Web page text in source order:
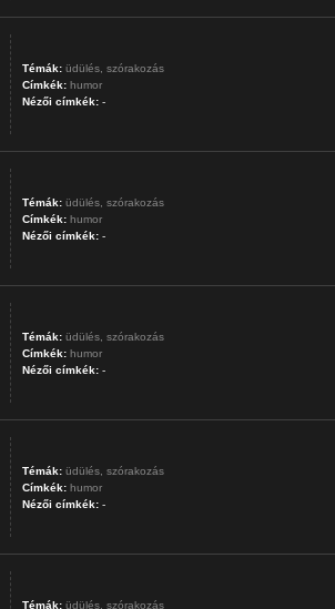
Témák: üdülés, szórakozás
Címkék: humor
Nézői címkék:-
Témák: üdülés, szórakozás
Címkék: humor
Nézői címkék:-
Témák: üdülés, szórakozás
Címkék: humor
Nézői címkék:-
Témák: üdülés, szórakozás
Címkék: humor
Nézői címkék:-
Témák: üdülés, szórakozás